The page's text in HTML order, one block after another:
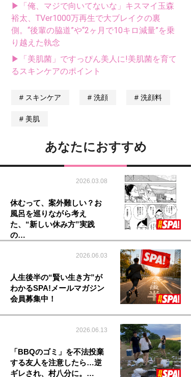
▶「俺、マジで向いてないな」キスマイ玉森
裕太、TVer1000万再生で大ブレイクの裏
側。“後輩の脇道”や“2ヶ月で10キロ減量”を乗
り越えた執念
▶「美肌菌」ですっぴん美人に!美肌菌を育て
るスキンケアのポイント
スキンケア 洗顔 洗顔料
美肌
あなたにおすすめ
2026.03.08
休むって、案外難しい？お
風呂を巡りながら考え
た、“新しい休み方”実践
の…
2026.06.03
人生後半の“賢い生き方”が
わかるSPA!メールマガジン
会員募集中！
2026.06.13
「BBQのゴミ」を不法投棄
する友人を注意したら…逆
ギレされ、村八分に。…